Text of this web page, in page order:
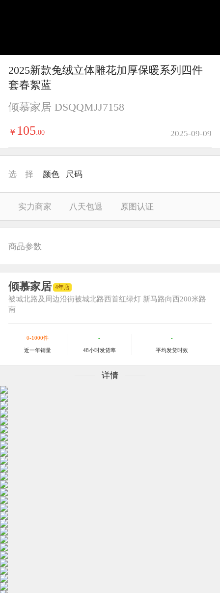
i
e
2025新款兔绒立体雕花加厚保暖系列四件
套春絮蓝
倾慕家居 DSQQMJJ7158
￥ 105.00 2025-09-09
选 择 颜色 尺码
实力商家 八天包退 原图认证
商品参数
倾慕家居 4年店
被城北路及周边沿街被城北路西首红绿灯 新马路向西200米路
南
0-1000件
近一年销量
-
48小时发货率
-
平均发货时效
详情